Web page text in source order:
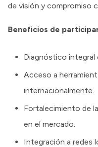
de visión y compromiso
Beneficios de
Diagnóstico integral
Acceso a
internacionalmente.
Fortalecimiento de
en el mercado.
Integración a redes